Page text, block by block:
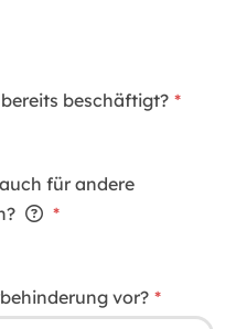
beschäftigt?
für andere
vor?